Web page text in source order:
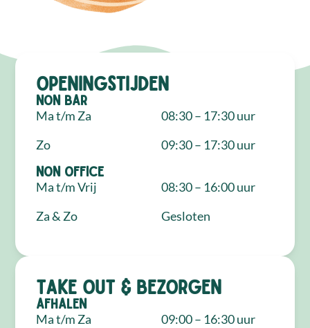
Openingstijden
NON Bar
Ma t/m Za
Zo
08:30 – 17:30 uur
09:30 – 17:30 uur
NON Office
Ma t/m Vrij
Za & Zo
08:30 – 16:00 uur
Gesloten
Take out & bezorgen
Afhalen
Ma t/m Za
09:00 – 16:30 uur